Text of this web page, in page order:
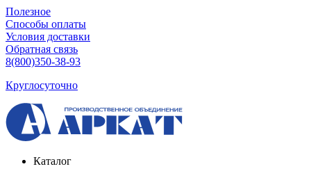
Полезное
Способы оплаты
Условия доставки
Обратная связь
8(800)350-38-93
Круглосуточно
Каталог